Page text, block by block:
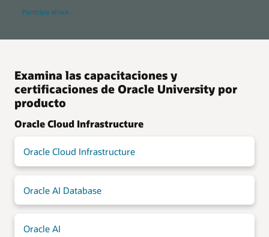
Participa ahora
Examina las capacitaciones y
certificaciones de Oracle University por
producto
Oracle Cloud Infrastructure
Oracle Cloud Infrastructure
Oracle AI Database
Oracle AI